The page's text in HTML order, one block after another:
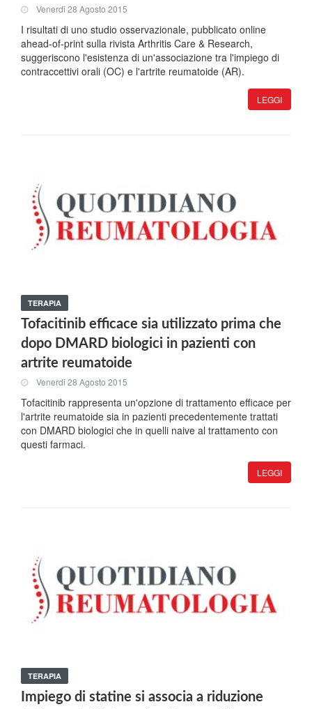
Venerdi 28 Agosto 2015
I risultati di uno studio osservazionale, pubblicato online
ahead-of-print sulla rivista Arthritis Care & Research,
suggeriscono l'esistenza di un'associazione tra l'impiego di
contraccettivi orali (OC) e l'artrite reumatoide (AR).
LEGGI
TERAPIA
Tofacitinib efficace sia utilizzato prima che
dopo DMARD biologici in pazienti con
artrite reumatoide
Venerdi 28 Agosto 2015
Tofacitinib rappresenta un'opzione di trattamento efficace per
l'artrite reumatoide sia in pazienti precedentemente trattati
con DMARD biologici che in quelli naive al trattamento con
questi farmaci.
LEGGI
TERAPIA
Impiego di statine si associa a riduzione